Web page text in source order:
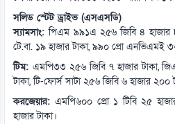
সলিড স্টেট ড্রাইভ (এসএসডি)
স্যামসাং:পিএম ৯৯১এ ২৫৬ জিবি ৪
টে.বা. ১৯ হাজার টাকা, ৯৯০ প্রো এনভিএমই
টিম: এমপি৩৩ ২৫৬ জিবি ৭ হাজার টাকা,
টাকা, টি-ফোর্স সাটা ২৫৬ জিবি ৬ হাজার ২০০
করজেয়ার:এমপি৬০০ প্রো ১ টিবি ২৫
হাজার টাকা।